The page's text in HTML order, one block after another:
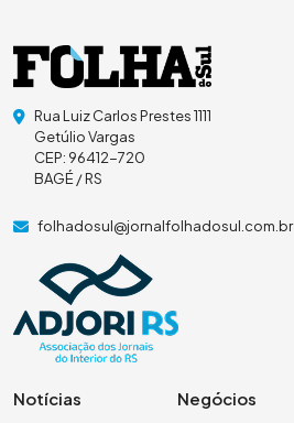
Rua Luiz Carlos Prestes 1111
Getúlio Vargas
CEP: 96412-720
BAGÉ / RS
folhadosul@jornalfolhadosul.com.br
Notícias Negócios